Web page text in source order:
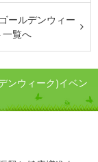
ールデンウィー
一覧へ
ンウィーク)イベン